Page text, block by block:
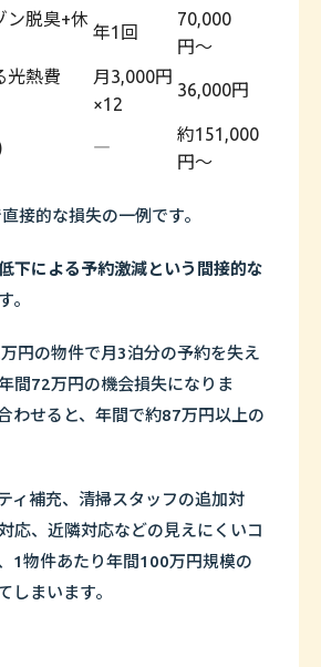
ン脱臭+休
年1回
70,000
円〜
光熱費
月3,000円
×12
36,000円
―
約151,000
円〜
接的な損失の一例です。
下による予約激減という間接的な
。
円の物件で月3泊分の予約を失え
間72万円の機会損失になりま
わせると、年間で約87万円以上の
ィ補充、清掃スタッフの追加対
応、近隣対応などの見えにくいコ
1物件あたり年間100万円規模の
しまいます。